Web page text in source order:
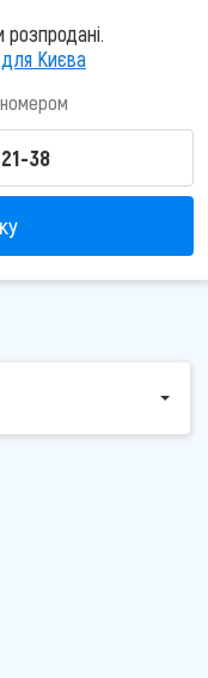
в атмосферу
свою
у Болгарії!
Києва
38